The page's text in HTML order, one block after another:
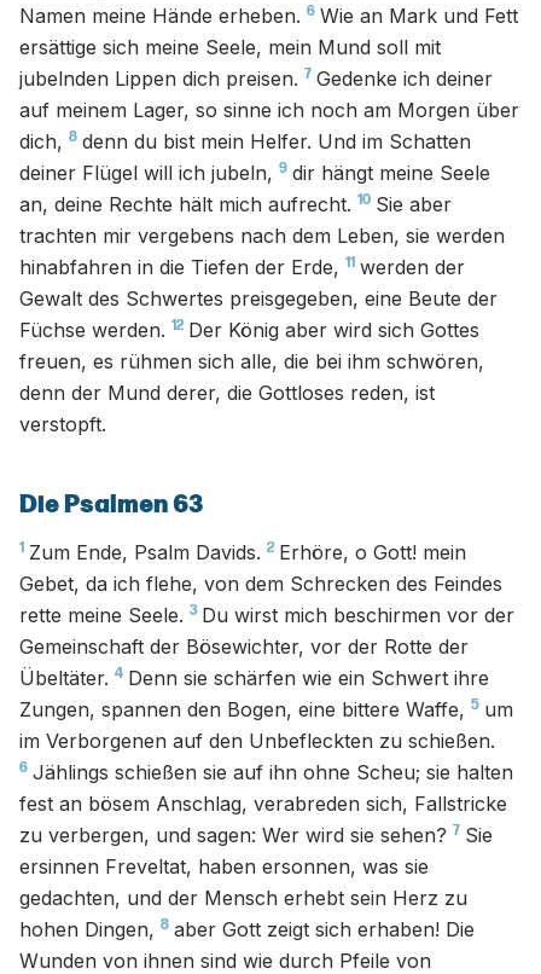
Namen meine Hände erheben. 6 Wie an Mark und Fett
ersättige sich meine Seele, mein Mund soll mit
jubelnden Lippen dich preisen. 7 Gedenke ich deiner
auf meinem Lager, so sinne ich noch am Morgen über
dich, 8 denn du bist mein Helfer. Und im Schatten
deiner Flügel will ich jubeln, 9 dir hängt meine Seele
an, deine Rechte hält mich aufrecht. 10 Sie aber
trachten mir vergebens nach dem Leben, sie werden
hinabfahren in die Tiefen der Erde, 11 werden der
Gewalt des Schwertes preisgegeben, eine Beute der
Füchse werden. 12 Der König aber wird sich Gottes
freuen, es rühmen sich alle, die bei ihm schwören,
denn der Mund derer, die Gottloses reden, ist
verstopft.
Die Psalmen 63
1 Zum Ende, Psalm Davids. 2 Erhöre, o Gott! mein
Gebet, da ich flehe, von dem Schrecken des Feindes
rette meine Seele. 3 Du wirst mich beschirmen vor der
Gemeinschaft der Bösewichter, vor der Rotte der
Übeltäter. 4 Denn sie schärfen wie ein Schwert ihre
Zungen, spannen den Bogen, eine bittere Waffe, 5 um
im Verborgenen auf den Unbefleckten zu schießen.
6 Jählings schießen sie auf ihn ohne Scheu; sie halten
fest an bösem Anschlag, verabreden sich, Fallstricke
zu verbergen, und sagen: Wer wird sie sehen? 7 Sie
ersinnen Freveltat, haben ersonnen, was sie
gedachten, und der Mensch erhebt sein Herz zu
hohen Dingen, 8 aber Gott zeigt sich erhaben! Die
Wunden von ihnen sind wie durch Pfeile von